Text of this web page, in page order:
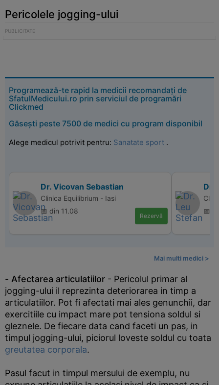
Pericolele jogging-ului
Programează-te rapid la medicii recomandați de
SfatulMedicului.ro prin serviciul de programări
Clickmed
Găsești peste 7500 de medici cu program disponibil
Alege medicul potrivit pentru: Sanatate sport .
Dr. Vicovan Sebastian
Clinica Equilibrium - Iasi
📅 din 11.08
Rezervă
Dr.
📅
Mai multi medici >
- Afectarea articulatiilor - Pericolul primar al
jogging-ului il reprezinta deteriorarea in timp a
articulatiilor. Pot fi afectati mai ales genunchii, dar
exercitiile cu impact mare pot tensiona soldul si
gleznele. De fiecare data cand faceti un pas, in
timpul jogging-ului, piciorul loveste soldul cu toata
greutatea corporala.
Pasul facut in timpul mersului de exemplu, nu